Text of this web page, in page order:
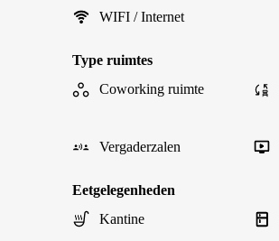
WIFI / Internet
Type ruimtes
Coworking ruimte
Vergaderzalen
Eetgelegenheden
Kantine